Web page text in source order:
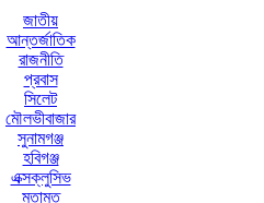
জাতীয়
আন্তর্জাতিক
রাজনীতি
প্রবাস
সিলেট
মৌলভীবাজার
সুনামগঞ্জ
হবিগঞ্জ
এক্সক্লুসিভ
মতামত